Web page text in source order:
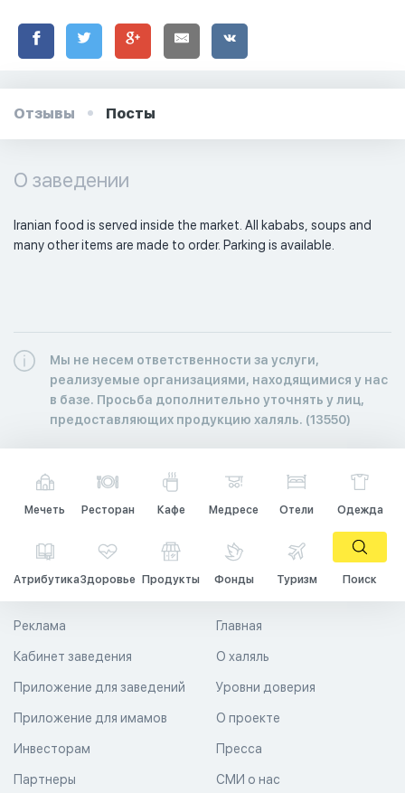
Отзывы Посты
О заведении
Iranian food is served inside the market. All kababs, soups and
many other items are made to order. Parking is available.
Мы не несем ответственности за услуги,
реализуемые организациями, находящимися у нас
в базе. Просьба дополнительно уточнять у лиц,
предоставляющих продукцию халяль. (13550)
Мечеть Ресторан Кафе Медресе Отели Одежда
АтрибутикаЗдоровье Продукты Фонды Туризм Поиск
Главная
О халяль
Уровни доверия
Реклама
Кабинет заведения
Приложение для заведений
Приложение для имамов О проекте
Пресса
СМИ о нас
Инвесторам
Партнеры